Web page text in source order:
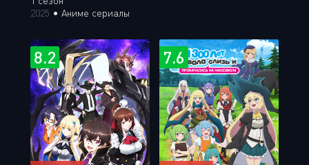
2025 • Аниме сериалы
8.2 7.6